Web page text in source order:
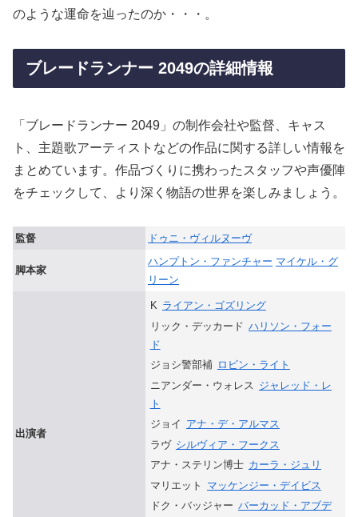
のような運命を辿ったのか・・・。
ブレードランナー 2049の詳細情報
「ブレードランナー 2049」の制作会社や監督、キャス
ト、主題歌アーティストなどの作品に関する詳しい情報を
まとめています。作品づくりに携わったスタッフや声優陣
をチェックして、より深く物語の世界を楽しみましょう。
監督 ドゥニ・ヴィルヌーヴ
脚本家
ハンプトン・ファンチャー マイケル・グ
リーン
出演者
K ライアン・ゴズリング
リック・デッカード ハリソン・フォー
ド
ジョシ警部補 ロビン・ライト
ニアンダー・ウォレス ジャレッド・レ
ト
ジョイ アナ・デ・アルマス
ラヴ シルヴィア・フークス
アナ・ステリン博士 カーラ・ジュリ
マリエット
マッケンジー・デイビス
ドク・バッジャー バーカッド・アブデ